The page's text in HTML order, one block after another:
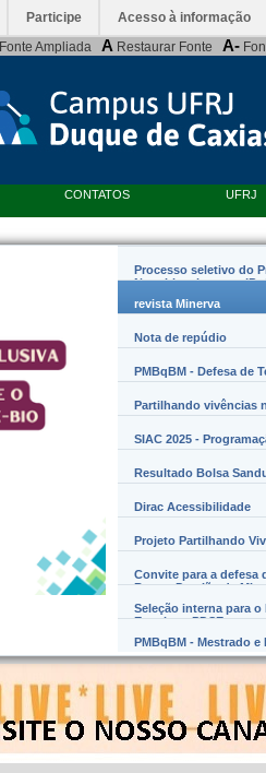
Participe Acesso à informação
Fonte Ampliada A Restaurar Fonte A-
CONTATOS UFRJ
Processo seletivo do
Nanobiossistemas
revista Minerva
Nota de repúdio
PMBqBM - Defesa de
Partilhando vivências
SIAC 2025 -
Resultado Bolsa
Dirac Acessibilidade
Projeto Partilhando
Convite para a defesa
Barros Damião de
Seleção interna para
Exterior – PDSE
PMBqBM - Mestrado e